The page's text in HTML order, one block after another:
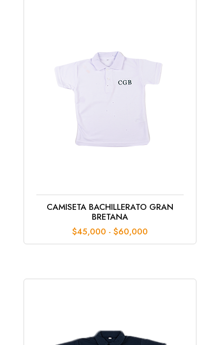
CAMISETA BACHILLERATO GRAN
BRETANA
$45,000 - $60,000
hasta